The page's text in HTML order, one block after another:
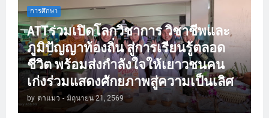
การศึกษา
ATTร่วมเปิดโลกวิชาการ วิชาชีพและ
ภูมิปัญญาท้องถิ่น สู่การเรียนรู้ตลอด
ชีวิต พร้อมส่งกำลังใจให้เยาวชนคน
เก่งร่วมแสดงศักยภาพสู่ความเป็นเลิศ
by ตาแมว - มิถุนายน 21, 2569